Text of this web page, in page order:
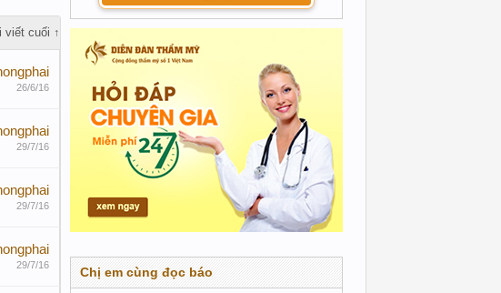
viết cuối ↑
26/6/16
29/7/16
29/7/16
29/7/16 Chị em cùng đọc báo